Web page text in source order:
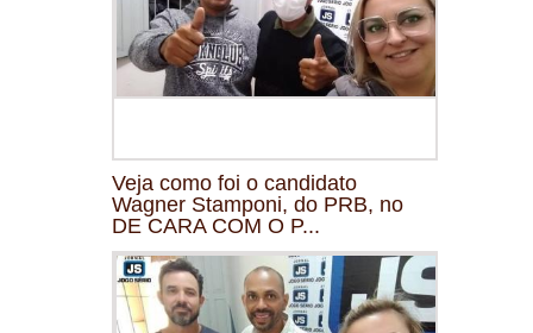
Veja como foi o candidato
Wagner Stamponi, do PRB, no
DE CARA COM O P...